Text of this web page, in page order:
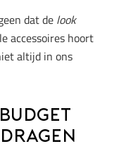
dat de look
accessoires hoort
altijd in ons